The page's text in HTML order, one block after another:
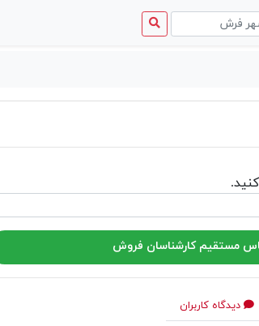
مستقیم کارشناسان فروش
دیدگاه کاربران